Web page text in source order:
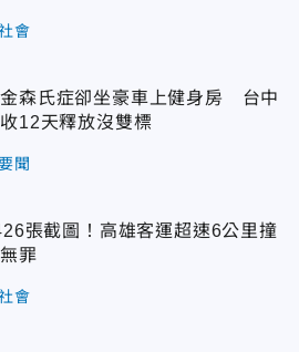
會
森氏症卻坐豪車上健身房 台中
12天釋放沒雙標
聞
張截圖！高雄客運超速6公里撞
罪
會